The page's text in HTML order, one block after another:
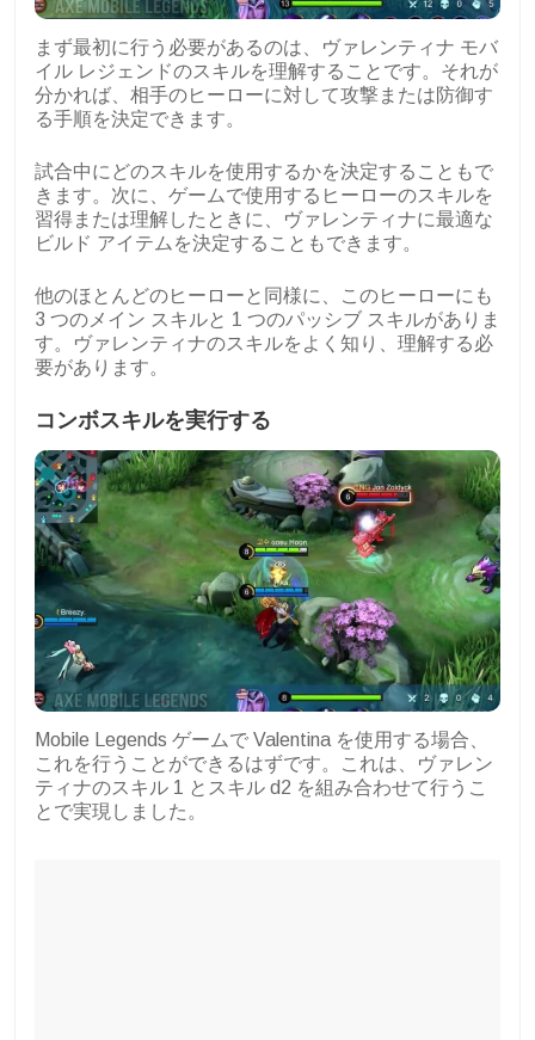
まず最初に行う必要があるのは、ヴァレンティナ モバ
イル レジェンドのスキルを理解することです。それが
分かれば、相手のヒーローに対して攻撃または防御す
る手順を決定できます。
試合中にどのスキルを使用するかを決定することもで
きます。次に、ゲームで使用するヒーローのスキルを
習得または理解したときに、ヴァレンティナに最適な
ビルド アイテムを決定することもできます。
他のほとんどのヒーローと同様に、このヒーローにも
3 つのメイン スキルと 1 つのパッシブ スキルがありま
す。ヴァレンティナのスキルをよく知り、理解する必
要があります。
コンボスキルを実行する
Mobile Legends ゲームで Valentina を使用する場合、
これを行うことができるはずです。これは、ヴァレン
ティナのスキル 1 とスキル d2 を組み合わせて行うこ
とで実現しました。